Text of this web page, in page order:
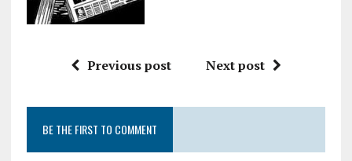
Previous post Next post
BE THE FIRST TO COMMENT